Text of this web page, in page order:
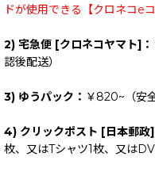
ドが使用できる【クロネコe
2) 宅急便 [クロネコヤマト]：
認後配送）
3) ゆうパック： ￥820~（安
4) クリックポスト [日本郵政]
枚、又はTシャツ1枚、又は